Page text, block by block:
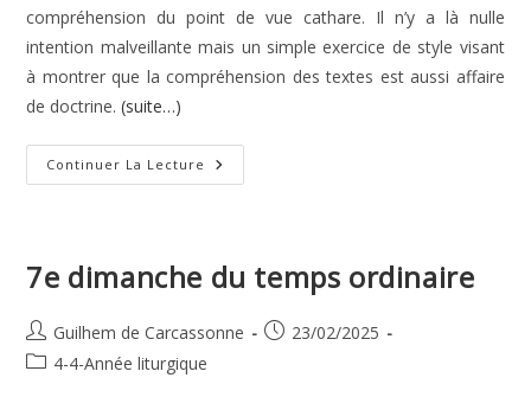
compréhension du point de vue cathare. Il n’y a là nulle
intention malveillante mais un simple exercice de style visant
à montrer que la compréhension des textes est aussi affaire
de doctrine.(suite…)
Continuer La Lecture 8e
Dimanche
7e dimanche du temps ordinaire
Auteur/autrice
de
Guilhem de Carcassonne
Publication
23/02/2025
Post4-4-Année liturgique